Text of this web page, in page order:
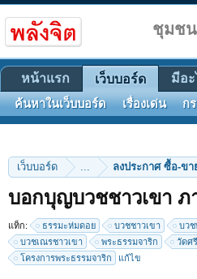
เว็บบอร์ด ... ลงประกาศ ซื้อ-ข
บอกบุญบวชชาวเขา ภ
แท็ก: ธรรมะห่มดอย บวชชาวเขา บวช
บวชเณรชาวเขา
พระธรรมจาริก
วัดศ
โครงการพระธรรมจาริก
แก้ไข
ชุมช
หน้าแรก เว็บบอร์ด
ค้นหาในเว็บบอร์ด เรื่องเด่น ก
มีอ